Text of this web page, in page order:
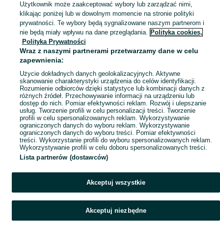
Mapa kategorii
Mapa miejscowości
Mapa ministron
Popularne wyszukiwania
Użytkownik może zaakceptować wybory lub zarządzać nimi,
klikając poniżej lub w dowolnym momencie na stronie polityki
prywatności. Te wybory będą sygnalizowane naszym partnerom i
nie będą miały wpływu na dane przeglądania. Polityka cookies,
Polityka Prywatności
Wraz z naszymi partnerami przetwarzamy dane w celu
zapewnienia:
Użycie dokładnych danych geolokalizacyjnych. Aktywne
skanowanie charakterystyki urządzenia do celów identyfikacji.
Rozumienie odbiorców dzięki statystyce lub kombinacji danych z
różnych źródeł. Przechowywanie informacji na urządzeniu lub
dostęp do nich. Pomiar efektywności reklam. Rozwój i ulepszanie
usług. Tworzenie profili w celu personalizacji treści. Tworzenie
profili w celu spersonalizowanych reklam. Wykorzystywanie
ograniczonych danych do wyboru reklam. Wykorzystywanie
ograniczonych danych do wyboru treści. Pomiar efektywności
treści. Wykorzystanie profili do wyboru spersonalizowanych reklam.
Wykorzystywanie profili w celu doboru spersonalizowanych treści.
Lista partnerów (dostawców)
Akceptuj wszystkie
Akceptuj niezbędne